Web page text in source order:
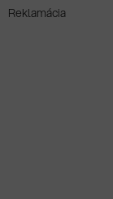
Reklamácia